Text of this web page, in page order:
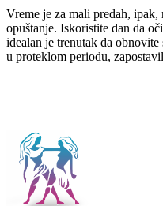
Vreme je za mali predah, ipak,
opuštanje. Iskoristite dan da
idealan je trenutak da
u proteklom periodu,